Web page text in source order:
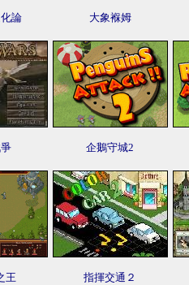
論 大象褓姆
企鵝守城2
王 指揮交通２